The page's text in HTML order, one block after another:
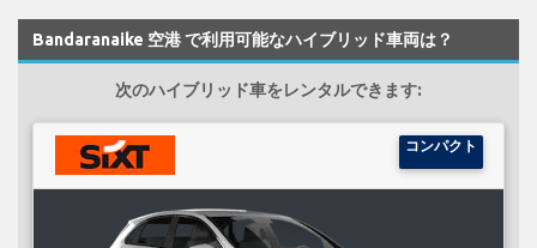
Bandaranaike 空港 で利用可能なハイブリッド車両は？
次のハイブリッド車をレンタルできます:
コンパクト